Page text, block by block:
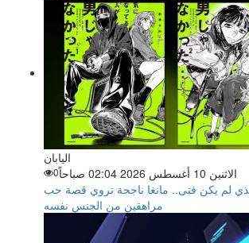
اليابان
الاثنين 10 أغسطس 2026 02:04 صباحاً
0
الذي لم يكن فتى.. مانغا ناجحة تروي قصة حب
مراهقين من الجنس نفسه